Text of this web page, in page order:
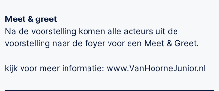
Meet & greet
Na de voorstelling komen alle acteurs uit de
voorstelling naar de foyer voor een Meet & Greet.
kijk voor meer informatie: www.VanHoorneJunior.nl